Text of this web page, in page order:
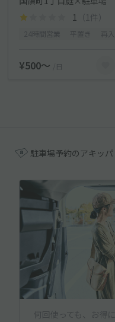
1
（1件）
¥500〜 /日
駐車場予約のアキッパ
何回使っても、お得に